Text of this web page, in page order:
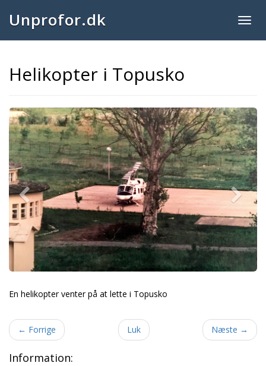
Unprofor.dk
Helikopter i Topusko
Previous Next
En helikopter venter på at lette i Topusko
← Forrige Luk Næste →
Information: